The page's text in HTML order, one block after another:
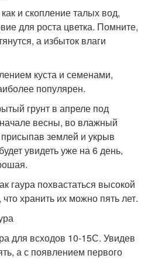
и скопление талых вод,
для роста цветка. Помните,
а избыток влаги
куста и семенами,
популярен.
грунт в апреле под
весны, во влажный
присыпав землей и укрыв
увидеть уже на 6 день,
гаура похвастаться высокой
хранить их можно пять лет.
для всходов 10-15С. Увидев
а с появлением первого